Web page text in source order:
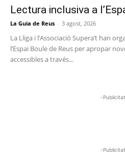
Lectura inclusiva a
La Guia de Reus - 3 agost, 2026
La Lliga i l’Associació Supera’t han
l’Espai Boule de Reus per apropar
accessibles a través...
-
-